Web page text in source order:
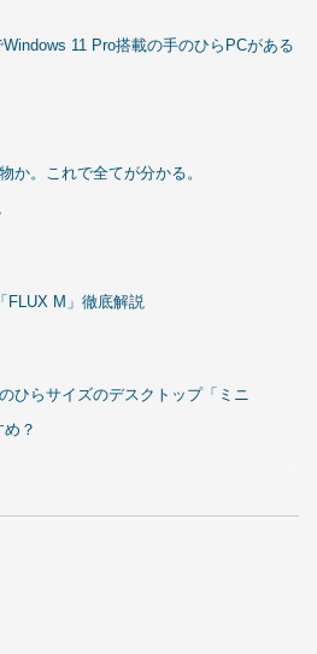
11 Pro搭載の手のひらPCがある
か。これで全てが分かる。
FLUX M」徹底解説
ひらサイズのデスクトップ「ミニ
？